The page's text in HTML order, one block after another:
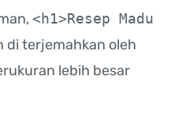
<h1>Resep Madu
di terjemahkan oleh
lebih besar